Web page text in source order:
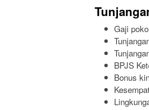
Gaji
BPJS
Bonus